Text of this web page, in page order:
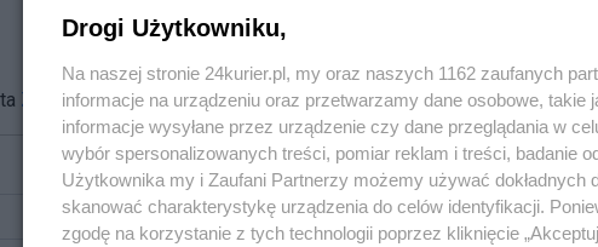
Zarejestruj się
Drogi Użytkowniku,
Na naszej stronie 24kurier.pl, my oraz naszych 1162 zaufanych
informacje na urządzeniu oraz przetwarzamy dane osobowe, takie
informacje wysyłane przez urządzenie czy dane przeglądania w
wybór spersonalizowanych treści, pomiar reklam i treści, badanie
Użytkownika my i Zaufani Partnerzy możemy używać
skanować charakterystykę urządzenia do celów identyfikacji.
zgodę na korzystanie z tych technologii poprzez kliknięcie